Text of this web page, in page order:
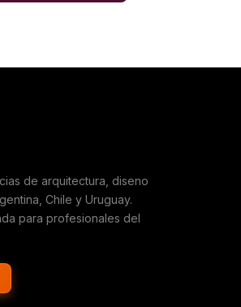
de arquitectura, diseno
Chile y Uruguay.
para profesionales del